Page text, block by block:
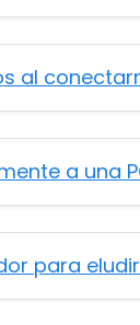
al
a una
para